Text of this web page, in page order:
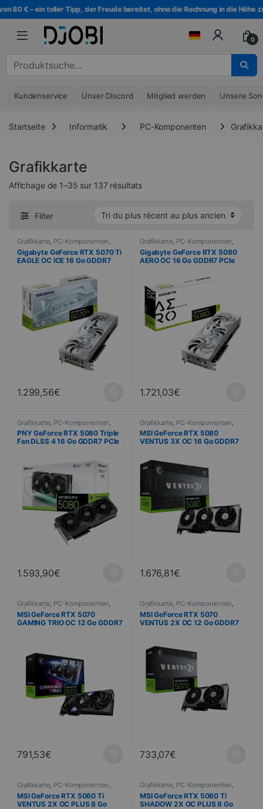
Zur Navigation springen
Direkt zum Inhalt
– ein toller Tipp, der Freude bereitet, ohne die Rechnung in die Höhe zu
0
Suche nach :
Kundenservice Unser Discord Mitglied werden Unsere
Startseite Informatik PC-Komponenten
Grafikkarte
Affichage de 1–35 sur 137 résultatsSortiert vom neuesten zum
Filter
Grafikkarte, PC-Komponenten,
Informatik
Gigabyte GeForce RTX 5070 Ti
EAGLE OC ICE 16 Go GDDR7
1.299,56€
Grafikkarte, PC-Komponenten,
Informatik
Gigabyte GeForce RTX 5080
AERO OC 16 Go GDDR7 PCIe
1.721,03€
Grafikkarte PC-Komponenten
Informatik
PNY GeForce RTX 5080 Triple
Fan DLSS 4 16 Go GDDR7 PCIe
1.593,90€
Grafikkarte PC-Komponenten
Informatik
MSI GeForce RTX 5080
VENTUS 3X OC 16 Go GDDR7
1.676,81€
Grafikkarte, PC-Komponenten,
Informatik
MSI GeForce RTX 5070
GAMING TRIO OC 12 Go GDDR7
791,53€
Grafikkarte, PC-Komponenten,
Informatik
MSI GeForce RTX 5070
VENTUS 2X OC 12 Go GDDR7
733,07€
Grafikkarte, PC-Komponenten,
Informatik
MSI GeForce RTX 5060 Ti
VENTUS 2X OC PLUS 8 Go
Grafikkarte, PC-Komponenten,
Informatik
MSI GeForce RTX 5060 Ti
SHADOW 2X OC PLUS 8 Go